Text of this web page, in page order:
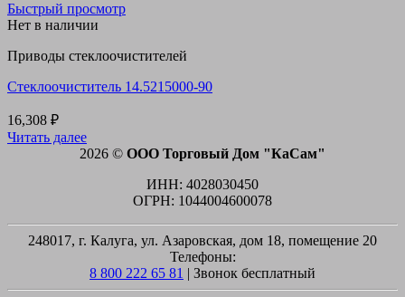
Быстрый просмотр
Нет в наличии
Приводы стеклоочистителей
Стеклоочиститель 14.5215000-90
16,308 ₽
Читать далее
2026 © ООО Торговый Дом "КаСам"
ИНН: 4028030450
ОГРН: 1044004600078
248017, г. Калуга, ул. Азаровская, дом 18, помещение 20
Телефоны:
8 800 222 65 81 | Звонок бесплатный